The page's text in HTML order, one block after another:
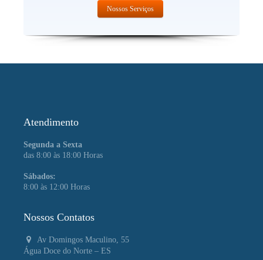
Nossos Serviços
Atendimento
Segunda a Sexta
das 8:00 às 18:00 Horas
Sábados:
8:00 às 12:00 Horas
Nossos Contatos
Av Domingos Maculino, 55
Água Doce do Norte – ES